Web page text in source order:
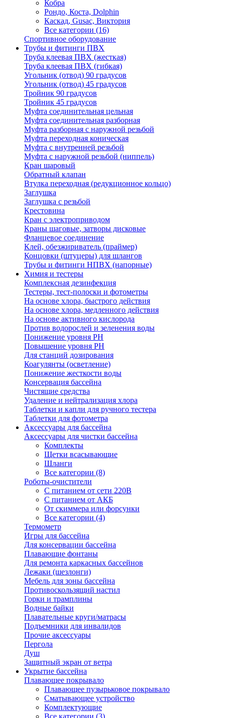
Кобра
Рондо, Коста, Dolphin
Каскад, Gusac, Виктория
Все категории (16)
Спортивное оборудование
Трубы и фитинги ПВХ
Труба клеевая ПВХ (жесткая)
Труба клеевая ПВХ (гибкая)
Угольник (отвод) 90 градусов
Угольник (отвод) 45 градусов
Тройник 90 градусов
Тройник 45 градусов
Муфта соединительная цельная
Муфта соединительная разборная
Муфта разборная с наружной резьбой
Муфта переходная коническая
Муфта с внутренней резьбой
Муфта с наружной резьбой (ниппель)
Кран шаровый
Обратный клапан
Втулка переходная (редукционное кольцо)
Заглушка
Заглушка с резьбой
Крестовина
Кран с электроприводом
Краны шаговые, затворы дисковые
Фланцевое соединение
Клей, обезжириватель (праймер)
Концовки (штуцеры) для шлангов
Трубы и фитинги НПВХ (напорные)
Химия и тестеры
Комплексная дезинфекция
Тестеры, тест-полоски и фотометры
На основе хлора, быстрого действия
На основе хлора, медленного действия
На основе активного кислорода
Против водорослей и зеленения воды
Понижение уровня РН
Повышение уровня РН
Для станций дозирования
Коагулянты (осветление)
Понижение жесткости воды
Консервация бассейна
Чистящие средства
Удаление и нейтрализация хлора
Таблетки и капли для ручного тестера
Таблетки для фотометра
Аксессуары для бассейна
Аксессуары для чистки бассейна
Комплекты
Щетки всасывающие
Шланги
Все категории (8)
Роботы-очистители
С питанием от сети 220В
С питанием от АКБ
От скиммера или форсунки
Все категории (4)
Термометр
Игры для бассейна
Для консервации бассейна
Плавающие фонтаны
Для ремонта каркасных бассейнов
Лежаки (шезлонги)
Мебель для зоны бассейна
Противоскользящий настил
Горки и трамплины
Водные байки
Плавательные круги/матрасы
Подъемники для инвалидов
Прочие аксессуары
Пергола
Душ
Защитный экран от ветра
Укрытие бассейна
Плавающее покрывало
Плавающее пузырьковое покрывало
Сматывающее устройство
Комплектующие
Все категории (3)